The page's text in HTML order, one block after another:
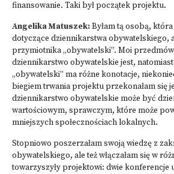
finansowanie. Taki był początek projektu.
Angelika Matuszek:Byłam tą osobą,
dotyczące dziennikarstwa obywatelskiego,
przymiotnika „obywatelski”. Moi
dziennikarstwo obywatelskie jest,
„obywatelski” ma różne konotacje,
biegiem trwania projektu przekonałam się
dziennikarstwo obywatelskie może być
wartościowym, sprawczym, które może
mniejszych społecznościach lokalnych.
Stopniowo poszerzałam swoją wiedzę z
obywatelskiego, ale też włączałam się w
towarzyszyły projektowi: dwie konferencje